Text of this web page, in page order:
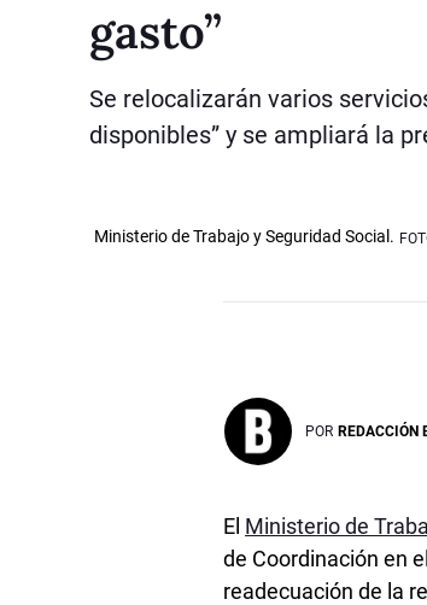
gasto”
Se relocalizarán varios
disponibles” y se ampliará la
Ministerio de Trabajo y Seguridad Social.
POR REDACCIÓN
El Ministerio de
de Coordinación en
readecuación de la